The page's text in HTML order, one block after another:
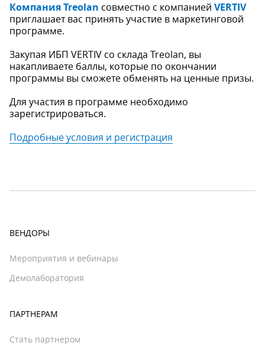
Компания Treolan совместно с компанией VERTIV
приглашает вас принять участие в маркетинговой
программе.
Закупая ИБП VERTIV со склада Treolan, вы
накапливаете баллы, которые по окончании
программы вы сможете обменять на ценные призы.
Для участия в программе необходимо
зарегистрироваться.
Подробные условия и регистрация
ВЕНДОРЫ
Мероприятия и вебинары
Демолаборатория
ПАРТНЕРАМ
Стать партнером